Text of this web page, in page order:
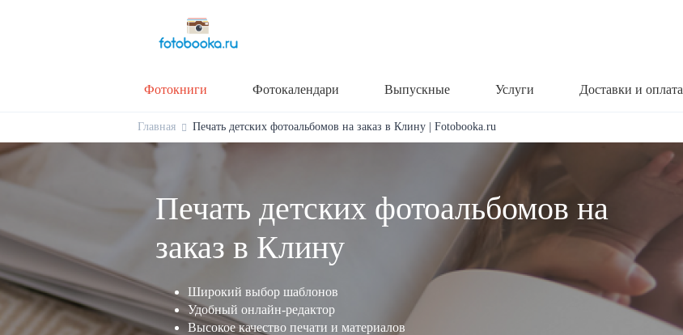
Фотокниги Фотокалендари Выпускные Услуги Доставки и оплата
Главная Печать детских фотоальбомов на заказ в Клину | Fotobooka.ru
Печать детских фотоальбомов на
заказ в Клину
Широкий выбор шаблонов
Удобный онлайн-редактор
Высокое качество печати и материалов